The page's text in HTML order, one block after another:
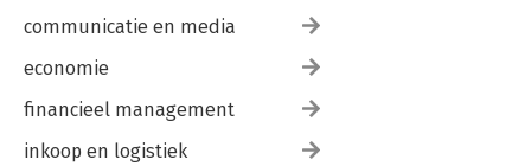
communicatie en media
economie
financieel management
inkoop en logistiek